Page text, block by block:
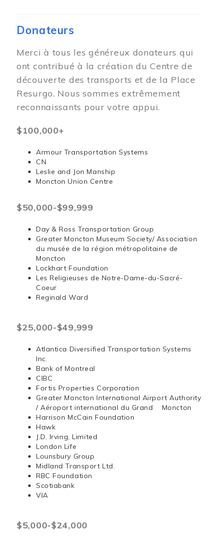
Donateurs
Merci à tous les généreux donateurs qui
ont contribué à la création du Centre de
découverte des transports et de la Place
Resurgo. Nous sommes extrêmement
reconnaissants pour votre appui.
$100,000+
Armour Transportation Systems
CN
Leslie and Jon Manship
Moncton Union Centre
$50,000-$99,999
Day & Ross Transportation Group
Greater Moncton Museum Society/ Association
du musée de la région métropolitaine de
Moncton
Lockhart Foundation
Les Religieuses de Notre-Dame-du-Sacré-
Coeur
Reginald Ward
$25,000-$49,999
Atlantica Diversified Transportation Systems
Inc.
Bank of Montreal
CIBC
Fortis Properties Corporation
Greater Moncton International Airport Authority
/ Aéroport international du Grand Moncton
Harrison McCain Foundation
Hawk
J.D. Irving, Limited
London Life
Lounsbury Group
Midland Transport Ltd.
RBC Foundation
Scotiabank
VIA
$5,000-$24,000